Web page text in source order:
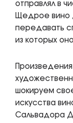
отправлял в
Щедрое вино
передавать
из которых
шокируем
искусства
Сальвадора